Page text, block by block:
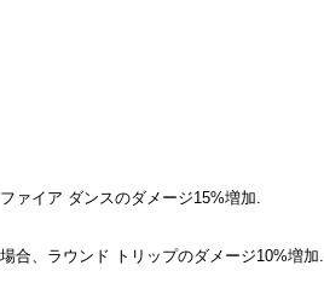
ァイア ダンスのダメージ15%増加.
合、ラウンド トリップのダメージ10%増加.